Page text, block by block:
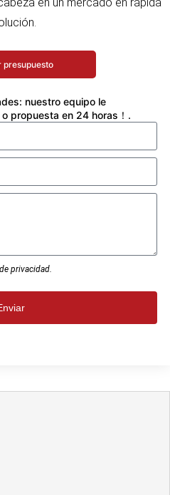
presupuesto
nuestro equipo le
propuesta en 24 horas！.
privacidad.